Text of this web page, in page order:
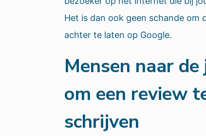
Het is dan ook geen schande om
achter te laten op Google.
Mensen naar
om een review
schrijven